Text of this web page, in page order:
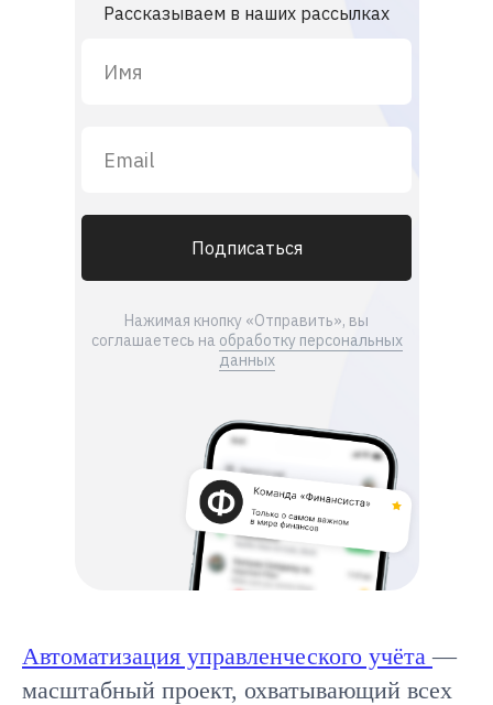
Рассказываем в наших рассылках
Нажимая кнопку «Отправить», вы
соглашаетесь на обработку персональных
данных
Подписаться
Автоматизация управленческого учёта—
масштабный проект, охватывающий всех